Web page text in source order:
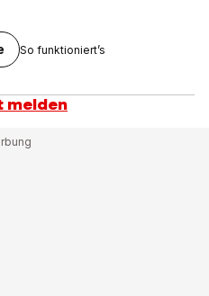
So funktioniert’s
melden